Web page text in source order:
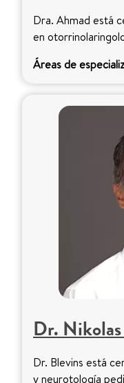
Dra. Ahmad está
en
Áreas de
Dr.
Dr. Blevins está
y neurotología